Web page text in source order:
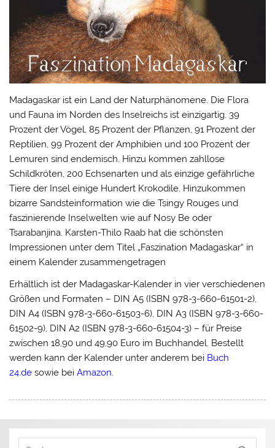
Madagaskar ist ein Land der Naturphänomene. Die Flora
und Fauna im Norden des Inselreichs ist einzigartig. 39
Prozent der Vögel, 85 Prozent der Pflanzen, 91 Prozent der
Reptilien, 99 Prozent der Amphibien und 100 Prozent der
Lemuren sind endemisch. Hinzu kommen zahllose
Schildkröten, 200 Echsenarten und als einzige gefährliche
Tiere der Insel einige Hundert Krokodile. Hinzukommen
bizarre Sandsteinformation wie die Tsingy Rouges und
faszinierende Inselwelten wie auf Nosy Be oder
Tsarabanjina. Karsten-Thilo Raab hat die schönsten
Impressionen unter dem Titel „Faszination Madagaskar“ in
einem Kalender zusammengetragen
Erhältlich ist der Madagaskar-Kalender in vier verschiedenen
Größen und Formaten – DIN A5 (ISBN 978-3-660-61501-2),
DIN A4 (ISBN 978-3-660-61503-6), DIN A3 (ISBN 978-3-660-
61502-9), DIN A2 (ISBN 978-3-660-61504-3) – für Preise
zwischen 18,90 und 49,90 Euro im Buchhandel. Bestellt
werden kann der Kalender unter anderem bei Buch
24.de sowie beiAmazon.